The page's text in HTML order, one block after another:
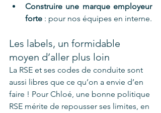
Construire une marque employeur
forte
Les labels, un formidable
moyen d’aller plus loin
La RSE et ses codes de conduite sont
aussi libres que ce qu’on a envie d’en
faire ! Pour Chloé, une bonne politique
RSE mérite de repousser ses limites, en